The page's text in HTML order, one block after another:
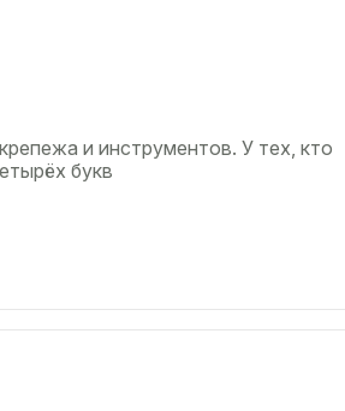
и инструментов. У тех, кто
букв